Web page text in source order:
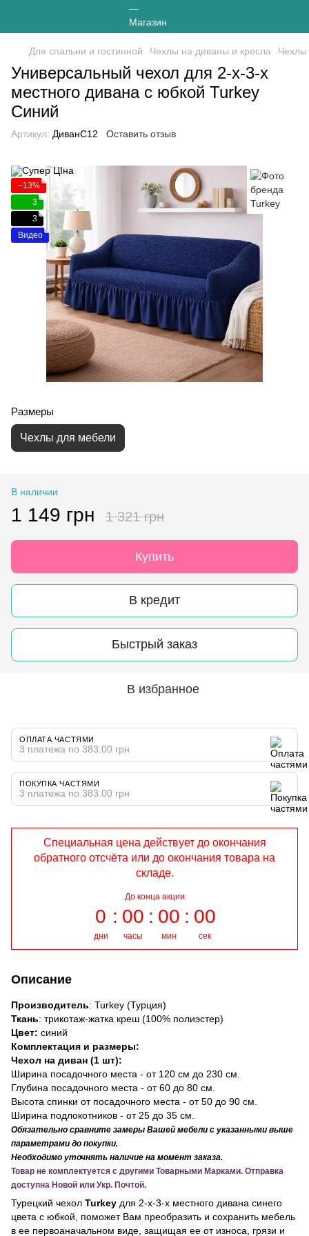
Для спальни и гостинной Чехлы на диваны и кресла Чехлы
Универсальный чехол для 2-х-3-х
местного дивана с юбкой Turkey
Синий
Артикул: ДиванС12 Оставить отзыв
−13%
3
3
Видео
Размеры
Чехлы для мебели
В наличии
1 149 грн 1 321 грн
Купить
В кредит
Быстрый заказ
В избранное
ОПЛАТА ЧАСТЯМИ
3 платежа по 383.00 грн
ПОКУПКА ЧАСТЯМИ
3 платежа по 383.00 грн
Специальная цена действует до окончания
обратного отсчёта или до окончания товара на
складе.
До конца акции
0
дни
00
часы
00
мин
00
сек
Описание
Производитель: Turkey (Турция)
Ткань: трикотаж-жатка креш (100% полиэстер)
Цвет: синий
Комплектация и размеры:
Чехол на диван (1 шт):
Ширина посадочного места - от 120 см до 230 см.
Глубина посадочного места - от 60 до 80 см.
Высота спинки от посадочного места - от 50 до 90 см.
Ширина подлокотников - от 25 до 35 см.
Обязательно сравните замеры Вашей мебели с указанными выше
параметрами до покупки.
Необходимо уточнять наличие на момент заказа.
Товар не комплектуется с другими Товарными Марками. Отправка
доступна Новой или Укр. Почтой.
Турецкий чехол Turkey для 2-х-3-х местного дивана синего
цвета с юбкой, поможет Вам преобразить и сохранить мебель
в ее первоаначальном виде, защищая ее от износа, грязи и